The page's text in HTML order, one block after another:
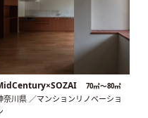
70㎡〜80㎡
奈川県 ／マンションリノベーショ